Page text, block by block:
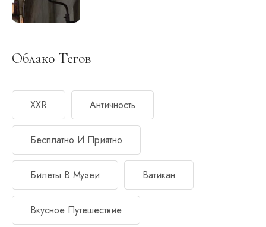
Облако Тегов
XXR Античность
Бесплатно И Приятно
Билеты В Музеи Ватикан
Вкусное Путешествие